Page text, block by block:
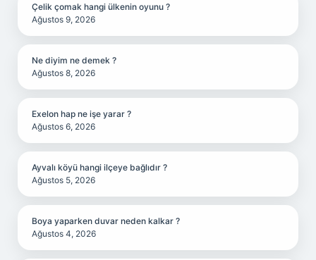
Çelik çomak hangi ülkenin oyunu ?
Ağustos 9, 2026
Ne diyim ne demek ?
Ağustos 8, 2026
Exelon hap ne işe yarar ?
Ağustos 6, 2026
Ayvalı köyü hangi ilçeye bağlıdır ?
Ağustos 5, 2026
Boya yaparken duvar neden kalkar ?
Ağustos 4, 2026